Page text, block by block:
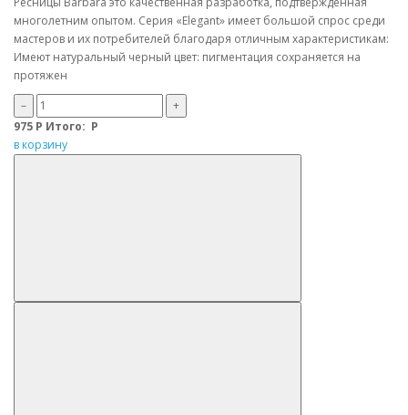
многолетним опытом. Серия «Elegant» имеет большой спрос среди
мастеров и их потребителей благодаря отличным характеристикам:
Имеют натуральный черный цвет: пигментация сохраняется на
протяжен
–
+
975 Р Итого: Р
в корзину